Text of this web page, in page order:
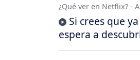
¿Qué ver en Netflix? -
Si crees que
espera a